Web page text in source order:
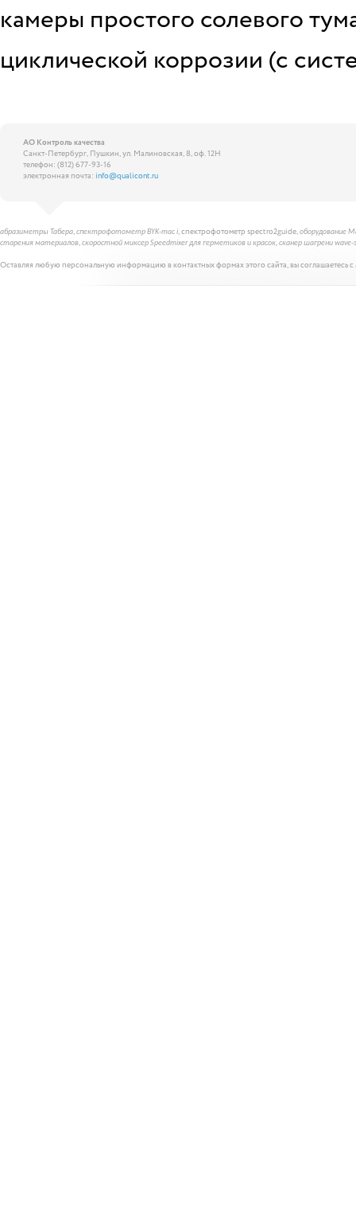
камеры простого солевого
циклической коррозии (с
АО Контроль качества
Санкт-Петербург, Пушкин, ул. Малиновская, 8, оф. 12Н
телефон: (812) 677-93-16
электронная почта: info@qualicont.ru
абразиметры Табера,спектрофотометр BYK-mac i, спектрофотометр spectro2guide,оборудование
старения материалов,скоростной миксер Speedmixer для герметиков и красок,сканер шагрени wave-
Оставляя любую персональную информацию в контактных формах этого сайта, вы соглашаетесь с